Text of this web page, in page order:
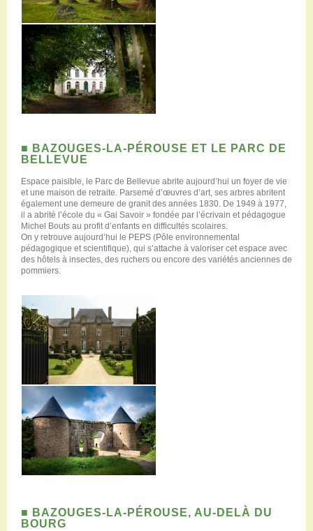
■ BAZOUGES-LA-PÉROUSE ET LE PARC DE
BELLEVUE
Espace paisible, le Parc de Bellevue abrite aujourd’hui un foyer de vie
et une maison de retraite. Parsemé d’œuvres d’art, ses arbres abritent
également une demeure de granit des années 1830. De 1949 à 1977,
il a abrité l’école du « Gai Savoir » fondée par l’écrivain et pédagogue
Michel Bouts au profit d’enfants en difficultés scolaires.
On y retrouve aujourd’hui le PEPS (Pôle environnemental
pédagogique et scientifique), qui s’attache à valoriser cet espace avec
des hôtels à insectes, des ruchers ou encore des variétés anciennes de
pommiers.
■ BAZOUGES-LA-PÉROUSE, AU-DELÀ DU
BOURG